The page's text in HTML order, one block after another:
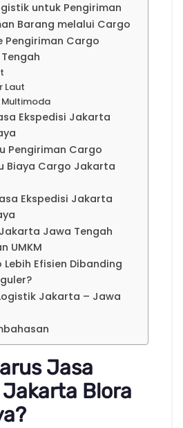
untuk Pengiriman
Barang melalui Cargo
Pengiriman Cargo
Laut
Multimoda
Ekspedisi Jakarta
Pengiriman Cargo
Biaya Cargo Jakarta
Ekspedisi Jakarta
Jawa Tengah
UMKM
Efisien Dibanding
Jakarta – Jawa
Jasa
Blora